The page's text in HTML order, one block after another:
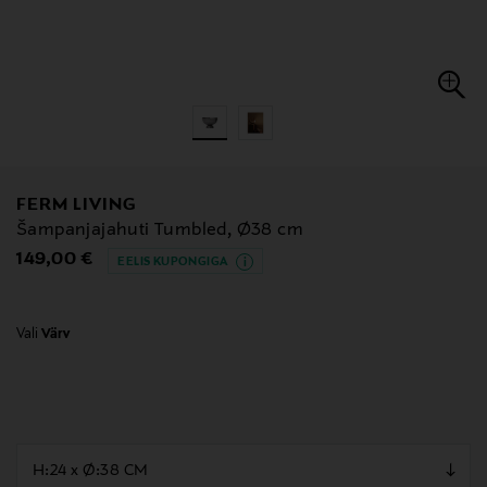
FERM LIVING
Šampanjajahuti Tumbled, Ø38 cm
Original Price
149,00 € EELIS KUPONGIGA
Vali Värv